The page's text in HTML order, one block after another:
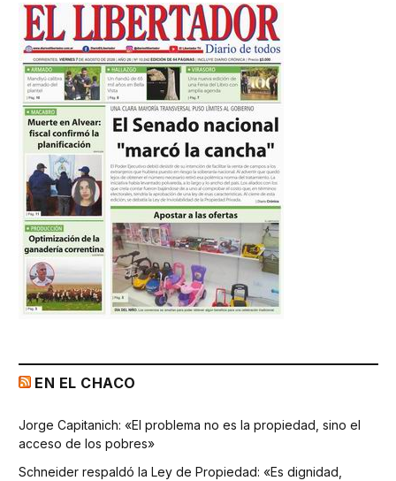
EN EL CHACO
Jorge Capitanich: «El problema no es la propiedad, sino el
acceso de los pobres»
Schneider respaldó la Ley de Propiedad: «Es dignidad,